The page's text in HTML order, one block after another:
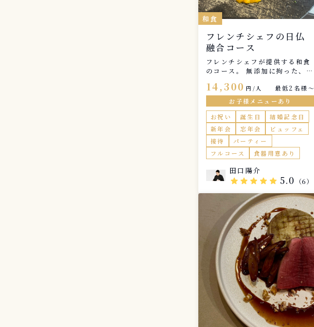
和食
フレンチシェフの日仏
融合コース
フレンチシェフが提供する和食
のコース。 無添加に拘った、日
要素も取り入れた和洋折衷コー
スです。
14,300 円/人
最低2名様〜
お子様メニューあり
お祝い
誕生日
結婚記念日
新年会
忘年会
ビュッフェ
接待
パーティー
フルコース
食器用意あり
田口陽介
star star star star star 5.0 （6）